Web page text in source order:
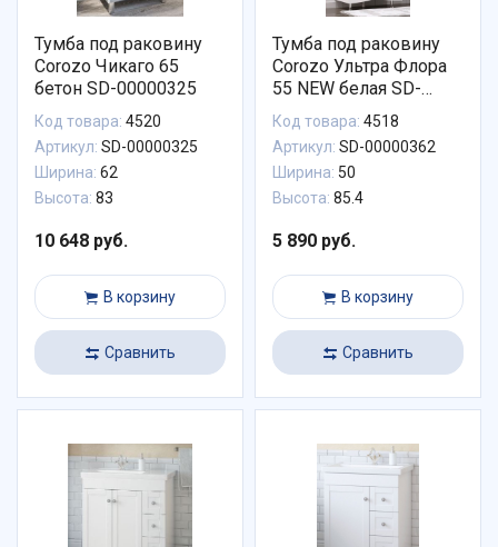
Тумба под раковину
Corozo Чикаго 65
бетон SD-00000325
Код товара: 4520
Артикул: SD-00000325
Ширина: 62
Высота: 83
10 648 руб.
В корзину
Сравнить
Тумба под раковину
Corozo Ультра Флора
55 NEW белая SD-
00000362
Код товара: 4518
Артикул: SD-00000362
Ширина: 50
Высота: 85.4
5 890 руб.
В корзину
Сравнить